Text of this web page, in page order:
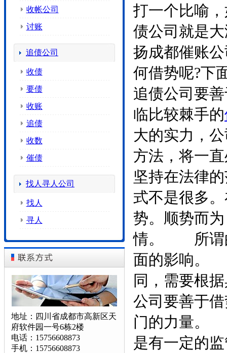
收帐公司
讨账
追债公司
收债
要债
收账
追债
收数
催债
找人寻人公司
找人
寻人
地址：四川省成都市高新区天
府软件园一号6栋2楼
电话：15756608873
手机：15756608873
打一个比喻
债公司就是
扬成都催账
何借势呢?下
追债公司要
临比较棘手的
大的实力，
方法，将一
坚持在法律
式不是很多
势。顺势而
情。 所谓的
面的影响。
同，需要根
公司要善于
门的力量。
是有一定的